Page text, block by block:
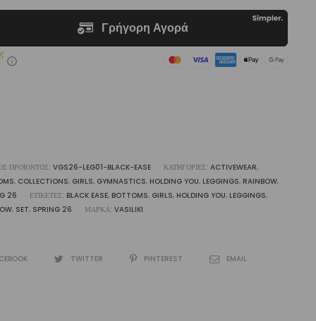
ΠΡΟΪΌΝΤΟΣ: VGS26-LEG01-BLACK-EASE ΚΑΤΗΓΟΡΊΕΣ: ACTIVEWEAR,
, COLLECTIONS, GIRLS, GYMNASTICS, HOLDING YOU, LEGGINGS, RAINBOW,
26
ΕΤΙΚΈΤΕΣ: BLACK EASE, BOTTOMS, GIRLS, HOLDING YOU, LEGGINGS,
, SET, SPRING 26 ΜΆΡΚΑ: VASILIKI
TWITTER PINTEREST EMAIL